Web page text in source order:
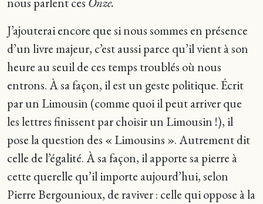
J’ajouterai encore que si nous sommes en présence
d’un livre majeur, c’est aussi parce qu’il vient à son
heure au seuil de ces temps troublés où nous
entrons. À sa façon, il est un geste politique. Écrit
par un Limousin (comme quoi il peut arriver que
les lettres finissent par choisir un Limousin !), il
pose la question des « Limousins ». Autrement dit
celle de l’égalité. À sa façon, il apporte sa pierre à
cette querelle qu’il importe aujourd’hui, selon
Pierre Bergounioux, de raviver : celle qui oppose à la